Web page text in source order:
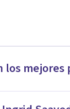
los